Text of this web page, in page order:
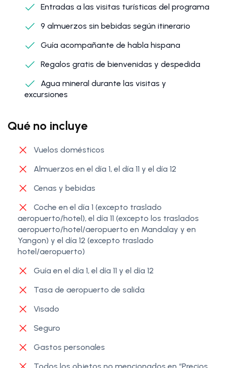
Entradas a las visitas turísticas del programa
9 almuerzos sin bebidas según itinerario
Guía acompañante de habla hispana
Regalos gratis de bienvenidas y despedida
Agua mineral durante las visitas y
excursiones
Qué no incluye
Vuelos domésticos
Almuerzos en el día 1, el día 11 y el día 12
Cenas y bebidas
Coche en el día 1 (excepto traslado
aeropuerto/hotel), el día 11 (excepto los traslados
aeropuerto/hotel/aeropuerto en Mandalay y en
Yangon) y el día 12 (excepto traslado
hotel/aeropuerto)
Guía en el día 1, el día 11 y el día 12
Tasa de aeropuerto de salida
Visado
Seguro
Gastos personales